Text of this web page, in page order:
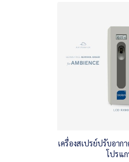
เครื่องสเปรย์ปรับอา
โปรแ